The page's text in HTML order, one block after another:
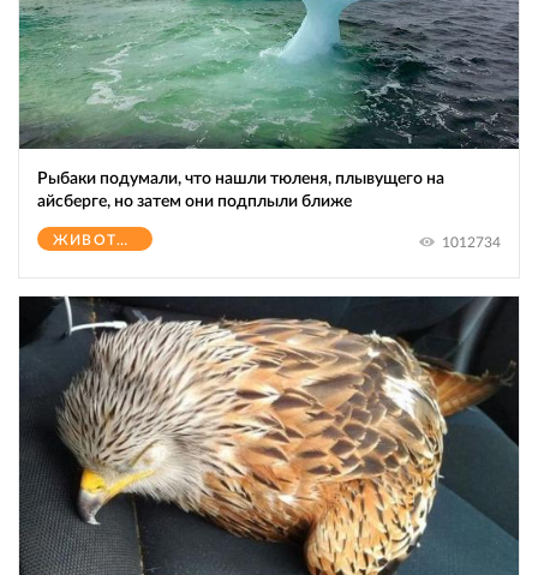
Рыбаки подумали, что нашли тюленя, плывущего на
айсберге, но затем они подплыли ближе
ЖИВОТНЫЕ 1012734